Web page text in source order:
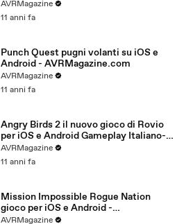
AVRMagazine.com
AVRMagazine
11 anni fa
Punch Quest pugni volanti su iOS e
Android - AVRMagazine.com
AVRMagazine
11 anni fa
Angry Birds 2 il nuovo gioco di Rovio
per iOS e Android Gameplay Italiano-
AVRMagazine.com (720p)
AVRMagazine
11 anni fa
Mission Impossible Rogue Nation
gioco per iOS e Android -
AVRMagazine.com
AVRMagazine